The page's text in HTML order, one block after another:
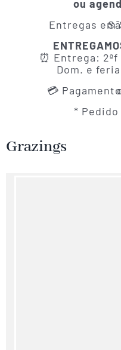
Sobre nós
Fale com a gente!
ou
Entregas
⏰ Entrega: 2ªf
Dom. e
💳
* Pedido
Grazings